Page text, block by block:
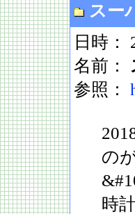
スー
日時：
名前：
参照：
の
時